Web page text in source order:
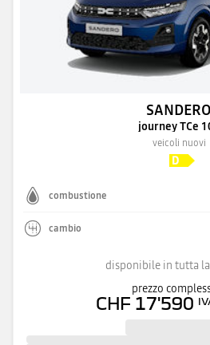
SANDERO
journey TCe
veicoli nuovi
combustione
cambio
disponibile in tutta la
prezzo
CHF 17'590